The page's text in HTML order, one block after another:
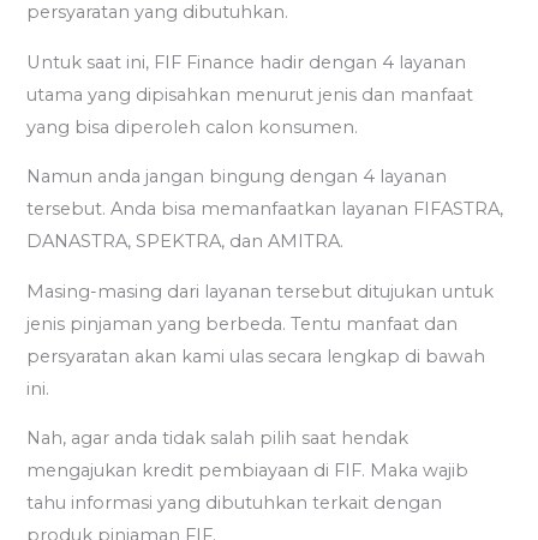
persyaratan yang dibutuhkan.
Untuk saat ini, FIF Finance hadir dengan 4 layanan
utama yang dipisahkan menurut jenis dan manfaat
yang bisa diperoleh calon konsumen.
Namun anda jangan bingung dengan 4 layanan
tersebut. Anda bisa memanfaatkan layanan FIFASTRA,
DANASTRA, SPEKTRA, dan AMITRA.
Masing-masing dari layanan tersebut ditujukan untuk
jenis pinjaman yang berbeda. Tentu manfaat dan
persyaratan akan kami ulas secara lengkap di bawah
ini.
Nah, agar anda tidak salah pilih saat hendak
mengajukan kredit pembiayaan di FIF. Maka wajib
tahu informasi yang dibutuhkan terkait dengan
produk pinjaman FIF.